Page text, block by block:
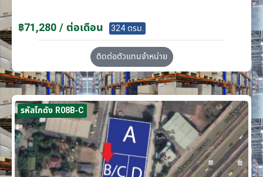
฿71,280 / ต่อเดือน 324 ตรม.
ติดต่อตัวแทนจำหน่าย
รหัสโกดัง R08B-C